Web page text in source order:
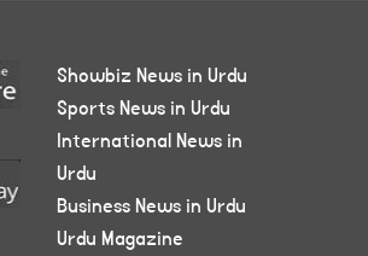
Showbiz News in Urdu
Sports News in Urdu
International News in
Urdu
Business News in Urdu
Urdu Magazine